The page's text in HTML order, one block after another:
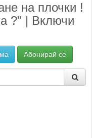
на плочки !
?" | Включи
Абонирай се